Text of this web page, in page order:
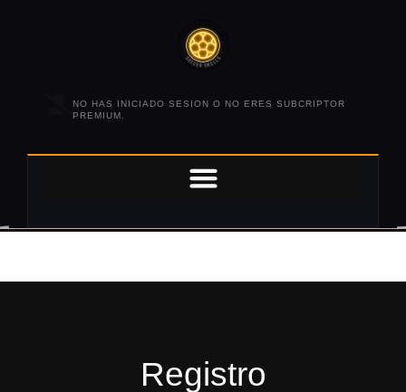
NO HAS INICIADO SESION O NO ERES SUBCRIPTOR
PREMIUM.
Registro